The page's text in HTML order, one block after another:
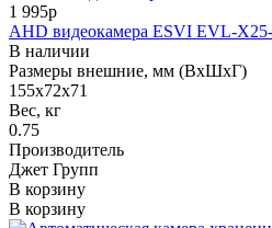
1 995р
AHD видеокамера ESVI EVL-
В наличии
Размеры внешние, мм (ВхШхГ)
155x72x71
Вес, кг
0.75
Производитель
Джет Групп
В корзину
В корзину